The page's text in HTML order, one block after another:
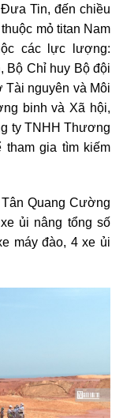
Tin, đến chiều
mỏ titan Nam
các lực lượng:
Bộ Chỉ huy Bộ đội
nguyên và Môi
binh và Xã hội,
ty TNHH Thương
tham gia tìm kiếm
Quang Cường
ủi nâng tổng số
máy đào, 4 xe ủi